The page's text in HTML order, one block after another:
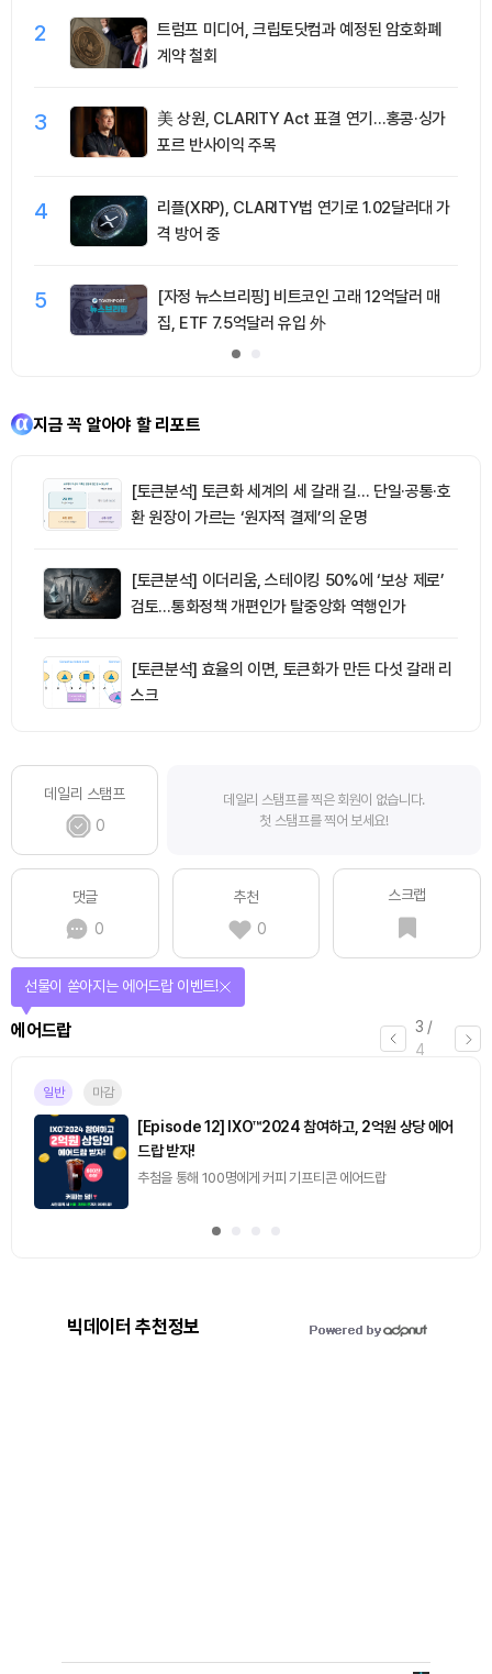
2
트럼프 미디어, 크립토닷컴과 예정된 암호화폐
계약 철회
3
美 상원, CLARITY Act 표결 연기…홍콩·싱가
포르 반사이익 주목
4
리플(XRP), CLARITY법 연기로 1.02달러대 가
격 방어 중
5
[자정 뉴스브리핑] 비트코인 고래 12억달러 매
집, ETF 7.5억달러 유입 外
지금 꼭 알아야 할 리포트
[토큰분석] 토큰화 세계의 세 갈래 길… 단일·공통·호
환 원장이 가르는 ‘원자적 결제’의 운명
[토큰분석] 이더리움, 스테이킹 50%에 ‘보상 제로’
검토…통화정책 개편인가 탈중앙화 역행인가
[토큰분석] 효율의 이면, 토큰화가 만든 다섯 갈래 리
스크
데일리 스탬프
0
데일리 스탬프를 찍은 회원이 없습니다.
첫 스탬프를 찍어 보세요!
댓글
0
추천
0
스크랩
3 /
4
에어드랍
선물이 쏟아지는 에어드랍 이벤트!
일반 마감
[Episode 12] IXO™2024 참여하고, 2억원 상당 에어
드랍 받자!
추첨을 통해 100명에게 커피 기프티콘 에어드랍
빅데이터 추천정보